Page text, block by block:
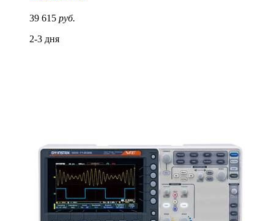
39 615 руб.
2-3 дня